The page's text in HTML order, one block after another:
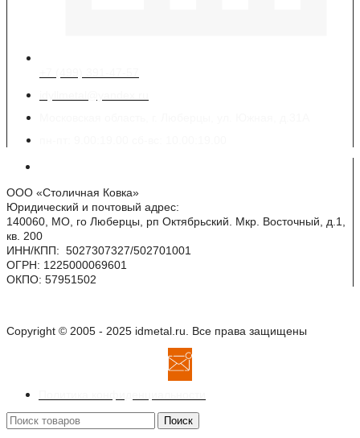
ООО «Столичная Ковка»
Юридический и почтовый адрес:
140060, МО, го Люберцы, рп Октябрьский. Мкр. Восточный, д.1,
кв. 200
ИНН/КПП: 5027307327/502701001
ОГРН: 1225000069601
ОКПО: 57951502
Copyright © 2005 - 2025 idmetal.ru. Все права защищены
Поиск